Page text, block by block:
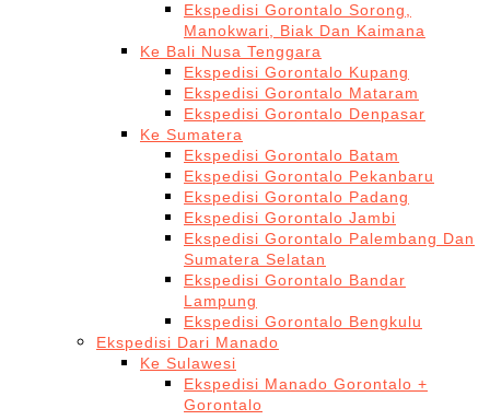
Ekspedisi Gorontalo Sorong,
Manokwari, Biak Dan Kaimana
Ke Bali Nusa Tenggara
Ekspedisi Gorontalo Kupang
Ekspedisi Gorontalo Mataram
Ekspedisi Gorontalo Denpasar
Ke Sumatera
Ekspedisi Gorontalo Batam
Ekspedisi Gorontalo Pekanbaru
Ekspedisi Gorontalo Padang
Ekspedisi Gorontalo Jambi
Ekspedisi Gorontalo Palembang Dan
Sumatera Selatan
Ekspedisi Gorontalo Bandar
Lampung
Ekspedisi Gorontalo Bengkulu
Ekspedisi Dari Manado
Ke Sulawesi
Ekspedisi Manado Gorontalo +
Gorontalo